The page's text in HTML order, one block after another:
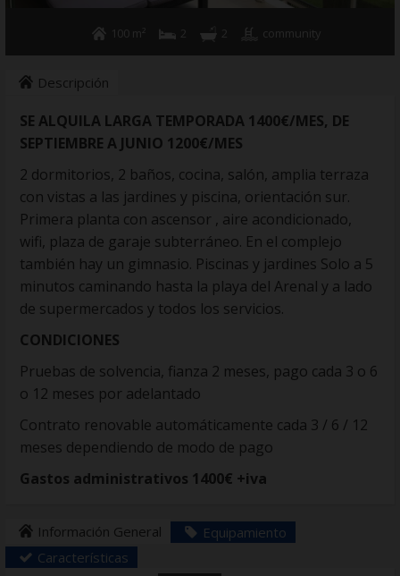
100 m² 2 2 community
Descripción
SE ALQUILA LARGA TEMPORADA 1400€/MES, DE
SEPTIEMBRE A JUNIO 1200€/MES
2 dormitorios, 2 baños, cocina, salón, amplia terraza
con vistas a las jardines y piscina, orientación sur.
Primera planta con ascensor , aire acondicionado,
wifi, plaza de garaje subterráneo. En el complejo
también hay un gimnasio. Piscinas y jardines Solo a 5
minutos caminando hasta la playa del Arenal y a lado
de supermercados y todos los servicios.
CONDICIONES
Pruebas de solvencia, fianza 2 meses, pago cada 3 o 6
o 12 meses por adelantado
Contrato renovable automáticamente cada 3 / 6 / 12
meses dependiendo de modo de pago
Gastos administrativos 1400€ +iva
Información General
Equipamiento
Características